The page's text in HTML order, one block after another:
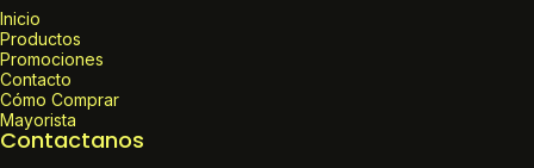
Inicio
Productos
Promociones
Contacto
Cómo Comprar
Mayorista
Contactanos